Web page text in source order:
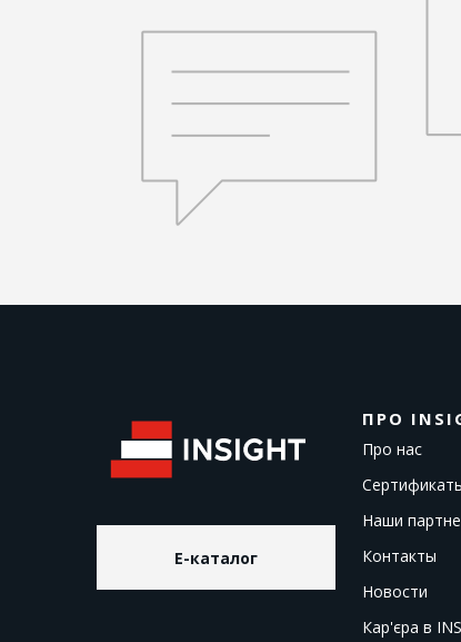
E-каталог
ПРО
Про нас
Наши
Контакты
Новости
Кар'єра в